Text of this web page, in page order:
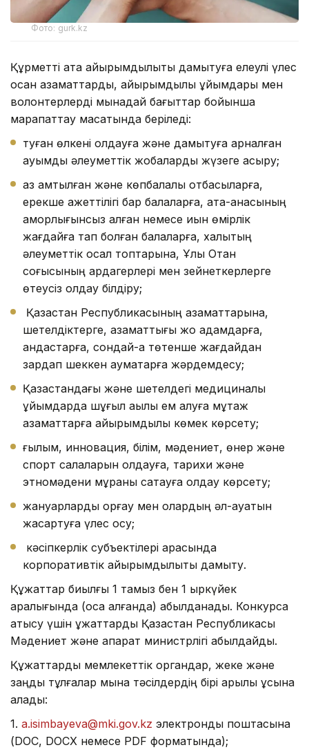
Фото: gurk.kz
Құрметті атақ қайырымдылықты дамытуға елеулі үлес
қосқан азаматтарды, қайырымдылық ұйымдары мен
волонтерлерді мынадай бағыттар бойынша
марапаттау мақсатында беріледі:
туған өлкені қолдауға және дамытуға арналған
ауқымды әлеуметтік жобаларды жүзеге асыру;
аз қамтылған және көпбалалы отбасыларға,
ерекше қажеттілігі бар балаларға, ата-анасының
қамқорлығынсыз қалған немесе қиын өмірлік
жағдайға тап болған балаларға, халықтың
әлеуметтік осал топтарына, Ұлы Отан
соғысының ардагерлері мен зейнеткерлерге
өтеусіз қолдау білдіру;
Қазақстан Республикасының азаматтарына,
шетелдіктерге, азаматтығы жоқ адамдарға,
қандастарға, сондай-ақ төтенше жағдайдан
зардап шеккен аумақтарға жәрдемдесу;
Қазақстандағы және шетелдегі медициналық
ұйымдарда шұғыл ақылы ем алуға мұқтаж
азаматтарға қайырымдылық көмек көрсету;
ғылым, инновация, білім, мәдениет, өнер және
спорт салаларын қолдауға, тарихи және
этномәдени мұраны сақтауға қолдау көрсету;
жануарларды қорғау мен олардың әл-ауқатын
жақсартуға үлес қосу;
кәсіпкерлік субъектілері арасында
корпоративтік қайырымдылықты дамыту.
Құжаттар биылғы 1 тамыз бен 1 қыркүйек
аралығында (қоса алғанда) қабылданады. Конкурсқа
қатысу үшін құжаттарды Қазақстан Республикасы
Мәдениет және ақпарат министрлігі қабылдайды.
Құжаттарды мемлекеттік органдар, жеке және
заңды тұлғалар мына тәсілдердің бірі арқылы ұсына
алады:
1. a.isimbayeva@mki.gov.kz электрондық поштасына
(DOC, DOCX немесе PDF форматында);